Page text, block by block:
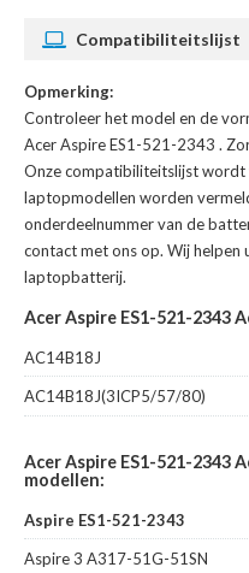
Compatibiliteitslijst
Opmerking:
Controleer het model en de
Acer Aspire ES1-521-2343 .
Onze compatibiliteitslijst
laptopmodellen worden
onderdeelnummer van de
contact met ons op. Wij helpen
laptopbatterij.
Acer Aspire ES1-521-2343
AC14B18J
AC14B18J(3ICP5/57/80)
Acer Aspire ES1-521-2343
modellen:
Aspire ES1-521-2343
Aspire 3 A317-51G-51SN